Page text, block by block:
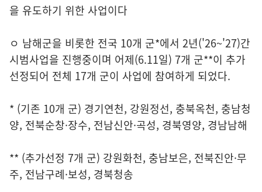
을 유도하기 위한 사업이다
ㅇ 남해군을 비롯한 전국 10개 군*에서 2년('26~'27)간
시범사업을 진행중이며 어제(6.11일) 7개 군**이 추가
선정되어 전체 17개 군이 사업에 참여하게 되었다.
* (기존 10개 군) 경기연천, 강원정선, 충북옥천, 충남청
양, 전북순창·장수, 전남신안·곡성, 경북영양, 경남남해
** (추가선정 7개 군) 강원화천, 충남보은, 전북진안·무
주, 전남구례·보성, 경북청송